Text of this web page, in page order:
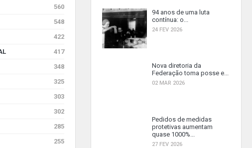
560
548
422
417
348
325
303
302
285
255
94 anos de uma luta
contínua: o...
24 FEV 2026
Nova diretoria da
Federação toma posse e...
02 MAR 2026
Pedidos de medidas
protetivas aumentam
quase 1000%...
27 FEV 2026